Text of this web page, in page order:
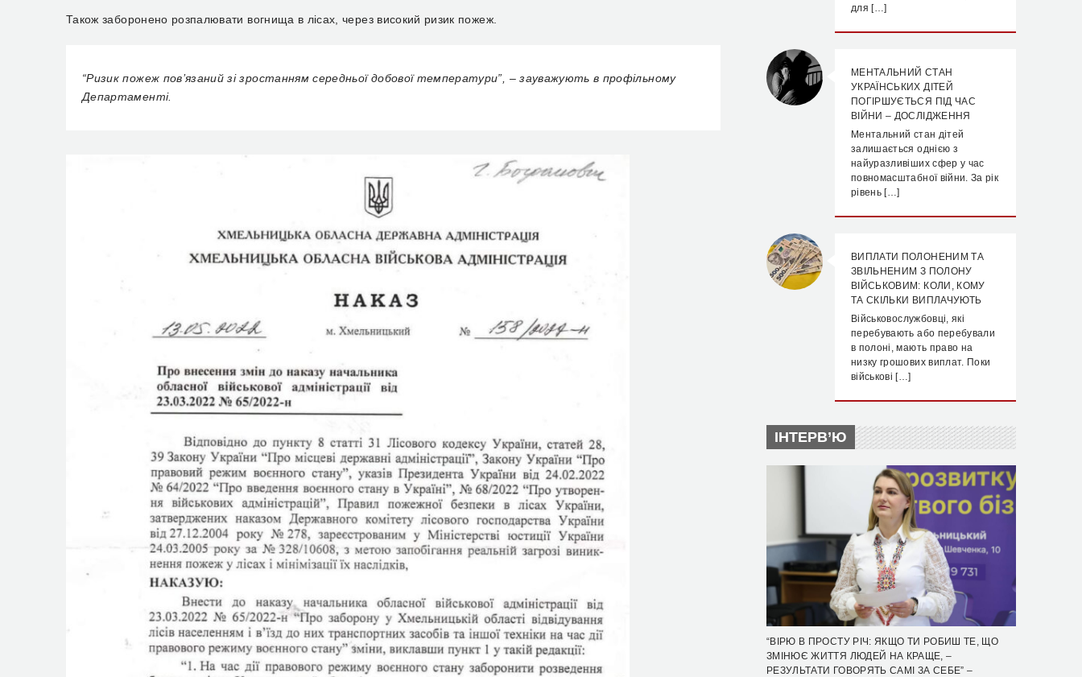
Також заборонено розпалювати вогнища в лісах, через високий ризик пожеж.
“Ризик пожеж пов’язаний зі зростанням середньої добової температури”, – зауважують в профільному
Департаменті.
для […]
МЕНТАЛЬНИЙ СТАН
УКРАЇНСЬКИХ ДІТЕЙ
ПОГІРШУЄТЬСЯ ПІД ЧАС
ВІЙНИ – ДОСЛІДЖЕННЯ
Ментальний стан дітей
залишається однією з
найуразливіших сфер у час
повномасштабної війни. За рік
рівень […]
ВИПЛАТИ ПОЛОНЕНИМ ТА
ЗВІЛЬНЕНИМ З ПОЛОНУ
ВІЙСЬКОВИМ: КОЛИ, КОМУ
ТА СКІЛЬКИ ВИПЛАЧУЮТЬ
Військовослужбовці, які
перебувають або перебували
в полоні, мають право на
низку грошових виплат. Поки
військові […]
ІНТЕРВ’Ю
“ВІРЮ В ПРОСТУ РІЧ: ЯКЩО ТИ РОБИШ ТЕ, ЩО
ЗМІНЮЄ ЖИТТЯ ЛЮДЕЙ НА КРАЩЕ, –
РЕЗУЛЬТАТИ ГОВОРЯТЬ САМІ ЗА СЕБЕ” –